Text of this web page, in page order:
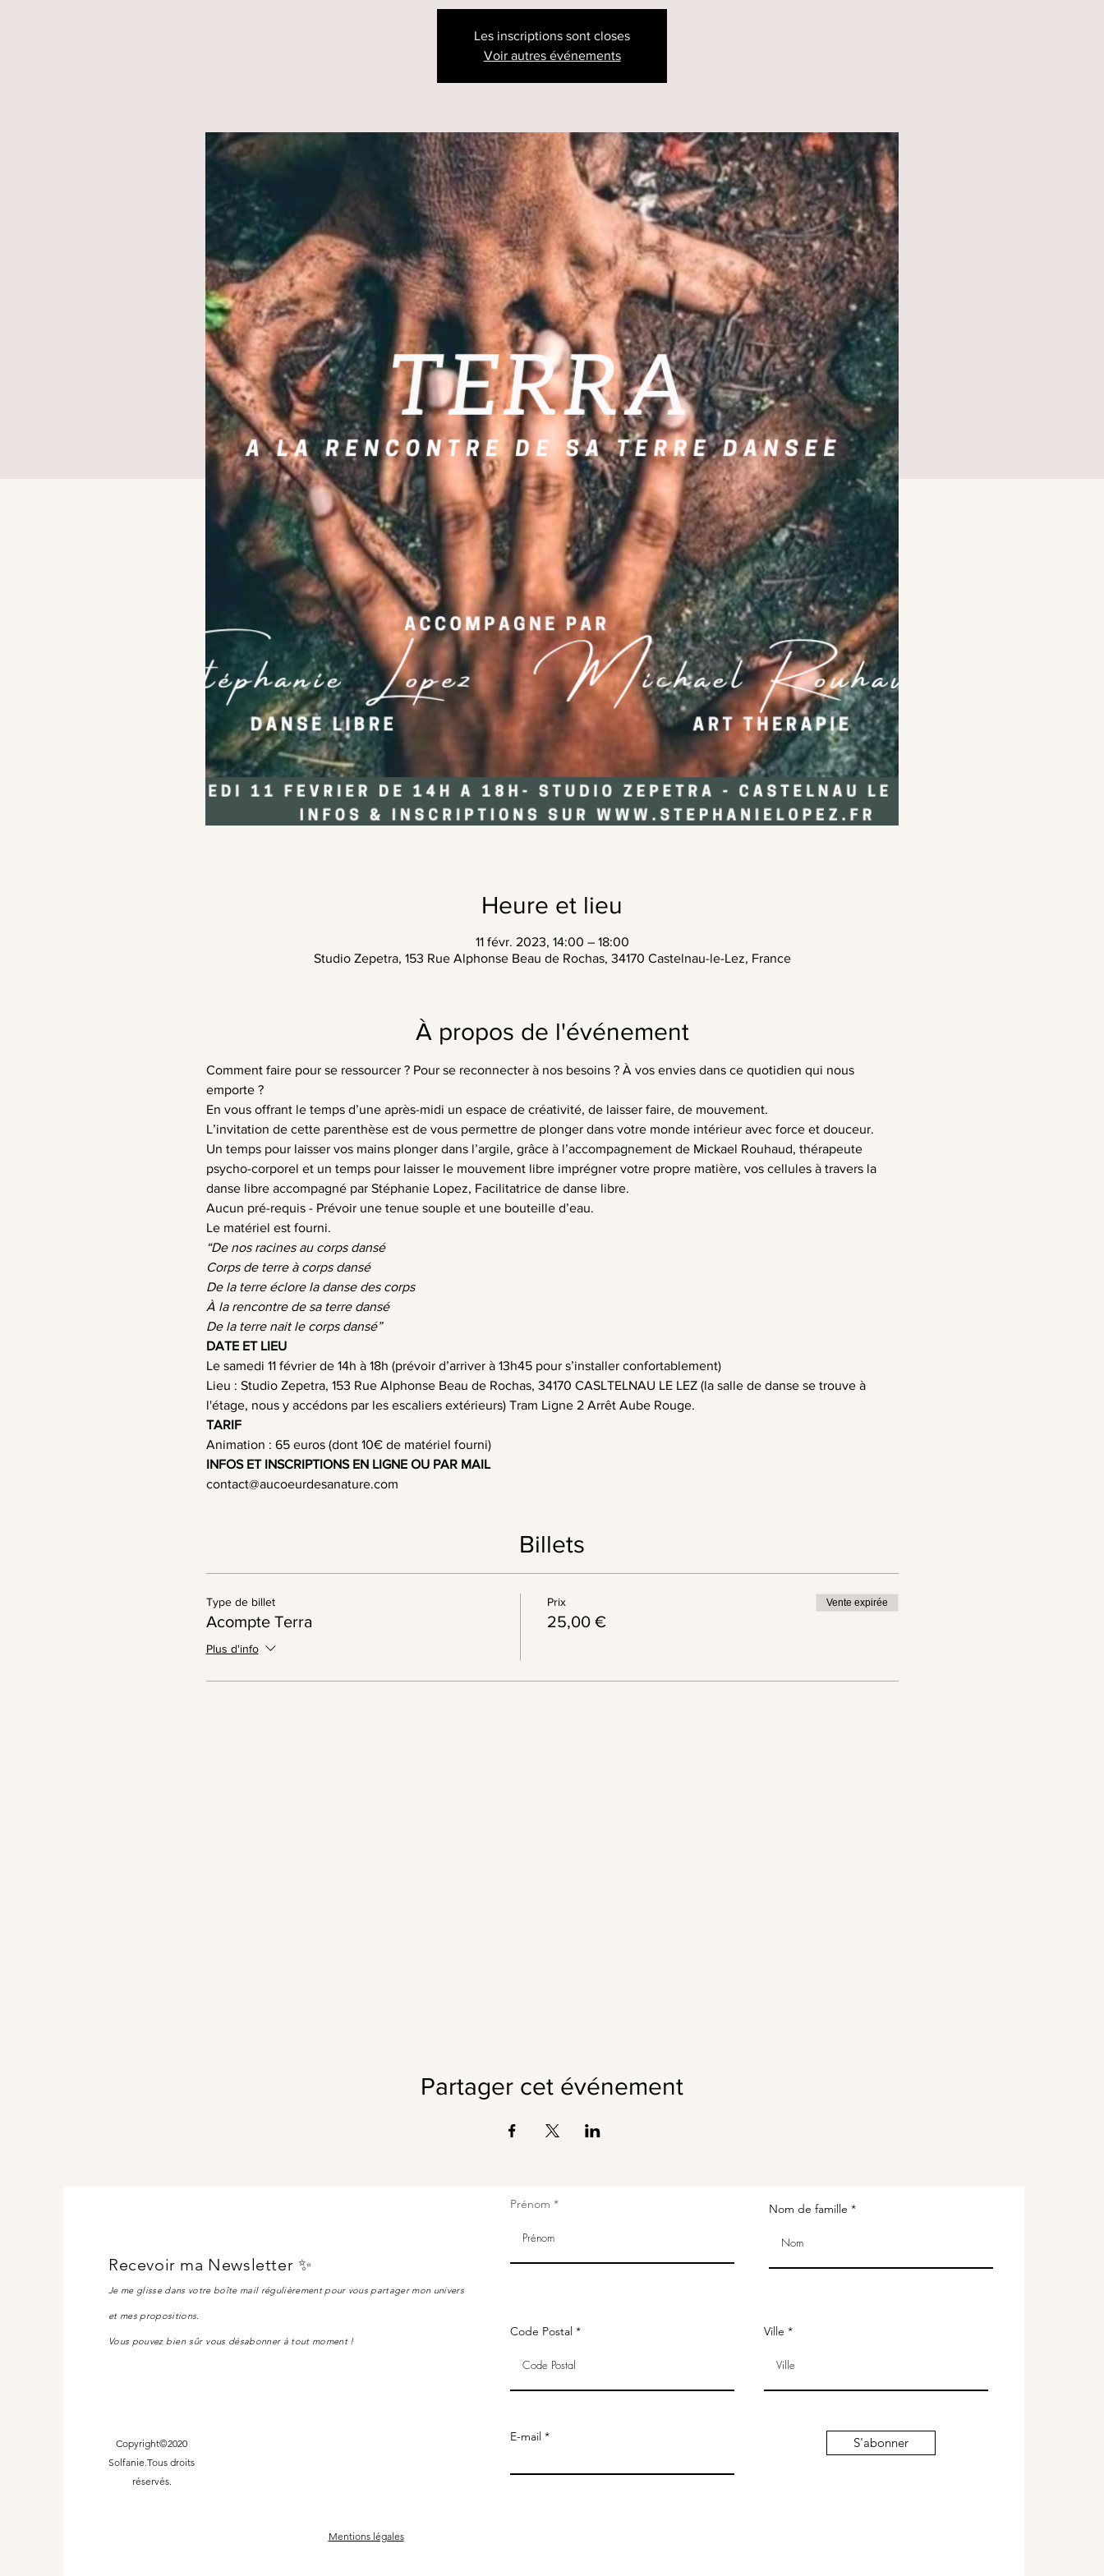
Les inscriptions sont closes
Voir autres événements
Heure et lieu
11 févr. 2023, 14:00 – 18:00
Studio Zepetra, 153 Rue Alphonse Beau de Rochas, 34170 Castelnau-le-Lez, France
À propos de l'événement
Comment faire pour se ressourcer ? Pour se reconnecter à nos besoins ? À vos envies dans ce quotidien qui nous
emporte ?
En vous offrant le temps d’une après-midi un espace de créativité, de laisser faire, de mouvement.
L’invitation de cette parenthèse est de vous permettre de plonger dans votre monde intérieur avec force et douceur.
Un temps pour laisser vos mains plonger dans l’argile, grâce à l’accompagnement de Mickael Rouhaud, thérapeute
psycho-corporel et un temps pour laisser le mouvement libre imprégner votre propre matière, vos cellules à travers la
danse libre accompagné par Stéphanie Lopez, Facilitatrice de danse libre.
Aucun pré-requis - Prévoir une tenue souple et une bouteille d’eau.
Le matériel est fourni.
“De nos racines au corps dansé
Corps de terre à corps dansé
De la terre éclore la danse des corps
À la rencontre de sa terre dansé
De la terre nait le corps dansé”
DATE ET LIEU
Le samedi 11 février de 14h à 18h (prévoir d’arriver à 13h45 pour s’installer confortablement)
Lieu : Studio Zepetra, 153 Rue Alphonse Beau de Rochas, 34170 CASLTELNAU LE LEZ (la salle de danse se trouve à
l'étage, nous y accédons par les escaliers extérieurs) Tram Ligne 2 Arrêt Aube Rouge.
TARIF
Animation : 65 euros (dont 10€ de matériel fourni)
INFOS ET INSCRIPTIONS EN LIGNE OU PAR MAIL
contact@aucoeurdesanature.com
Billets
Type de billet
Acompte Terra
Plus d'info
Prix
25,00 €
Vente expirée
Partager cet événement
Recevoir ma Newsletter ✨
Je me glisse dans votre boîte mail régulièrement pour vous partager mon univers
et mes propositions.
Vous pouvez bien sûr vous désabonner à tout moment !
Copyright©2020
Solfanie.Tous droits
réservés.
Prénom
Code Postal
E-mail
Nom de famille
Ville
S'abonner
Mentions légales